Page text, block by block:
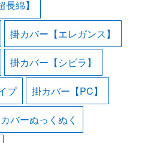
綿】
掛カバー【エレガンス】
掛カバー【シビラ】
プ 掛カバー【PC】
バーぬっくぬく